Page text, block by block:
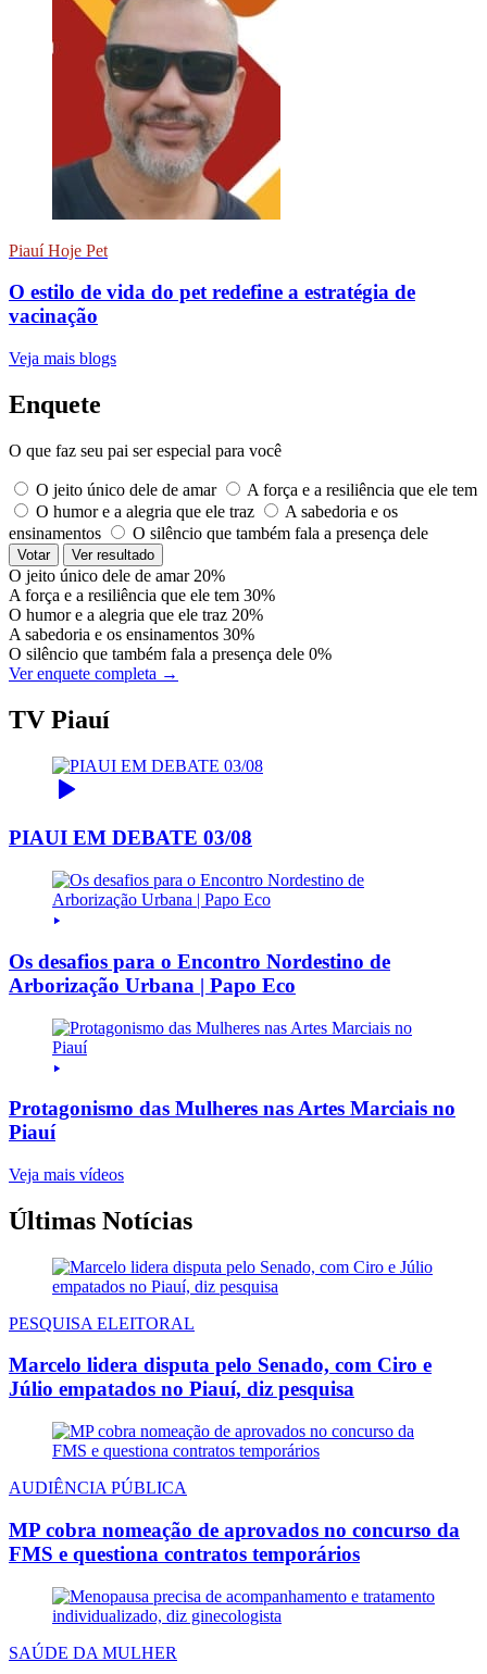
Piauí Hoje Pet
O estilo de vida do pet redefine a estratégia de
vacinação
Veja mais blogs
Enquete
O que faz seu pai ser especial para você
O jeito único dele de amar
A força e a resiliência que ele tem
O humor e a alegria que ele traz
A sabedoria e os
ensinamentos
O silêncio que também fala a presença dele
Votar Ver resultado
O jeito único dele de amar 20%
A força e a resiliência que ele tem 30%
O humor e a alegria que ele traz 20%
A sabedoria e os ensinamentos 30%
O silêncio que também fala a presença dele 0%
Ver enquete completa →
TV Piauí
PIAUI EM DEBATE 03/08
Os desafios para o Encontro Nordestino de
Arborização Urbana | Papo Eco
Protagonismo das Mulheres nas Artes Marciais no
Piauí
Veja mais vídeos
Últimas Notícias
PESQUISA ELEITORAL
Marcelo lidera disputa pelo Senado, com Ciro e
Júlio empatados no Piauí, diz pesquisa
AUDIÊNCIA PÚBLICA
MP cobra nomeação de aprovados no concurso da
FMS e questiona contratos temporários
SAÚDE DA MULHER